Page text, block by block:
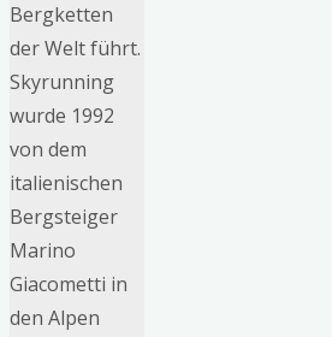
Bergketten
der Welt führt.
Skyrunning
wurde 1992
von dem
italienischen
Bergsteiger
Marino
Giacometti in
den Alpen